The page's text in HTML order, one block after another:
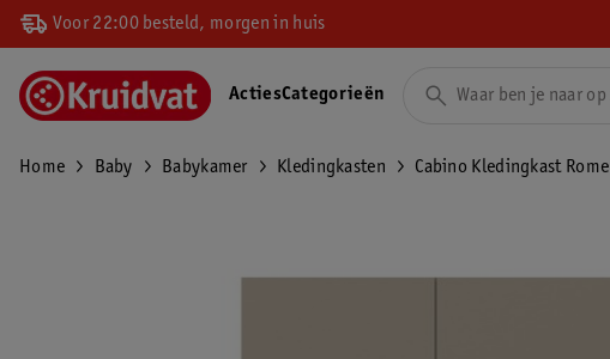
Voor 22:00 besteld, morgen in huis
ActiesCategorieën
Home Baby Babykamer Kledingkasten Cabino Kledingkast Rome